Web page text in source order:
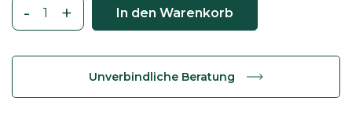
-
s
h
+ In den Warenkorb
Unverbindliche Beratung